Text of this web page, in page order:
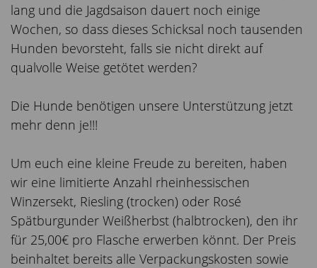
lang und die Jagdsaison dauert noch einige
Wochen, so dass dieses Schicksal noch tausenden
Hunden bevorsteht, falls sie nicht direkt auf
qualvolle Weise getötet werden?
Die Hunde benötigen unsere Unterstützung jetzt
mehr denn je!!!
Um euch eine kleine Freude zu bereiten, haben
wir eine limitierte Anzahl rheinhessischen
Winzersekt, Riesling (trocken) oder Rosé
Spätburgunder Weißherbst (halbtrocken), den ihr
für 25,00€ pro Flasche erwerben könnt. Der Preis
beinhaltet bereits alle Verpackungskosten sowie